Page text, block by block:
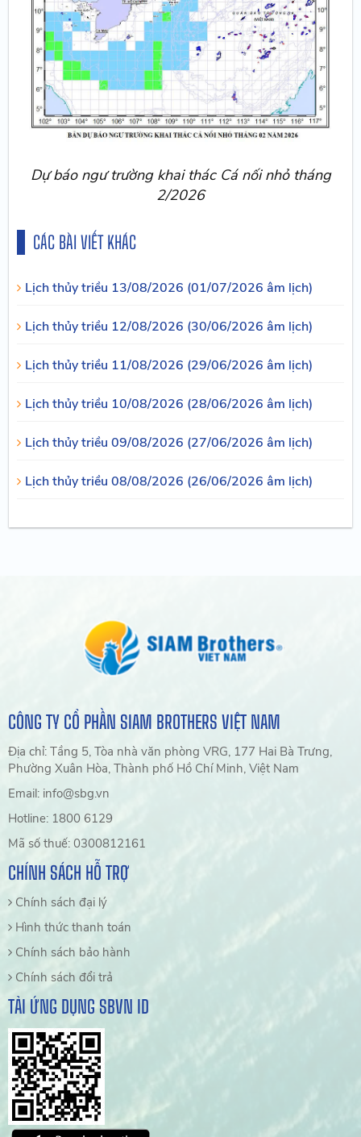
Dự báo ngư trường khai thác Cá nối nhỏ tháng
2/2026
CÁC BÀI VIẾT KHÁC
Lịch thủy triều 13/08/2026 (01/07/2026 âm lịch)
Lịch thủy triều 12/08/2026 (30/06/2026 âm lịch)
Lịch thủy triều 11/08/2026 (29/06/2026 âm lịch)
Lịch thủy triều 10/08/2026 (28/06/2026 âm lịch)
Lịch thủy triều 09/08/2026 (27/06/2026 âm lịch)
Lịch thủy triều 08/08/2026 (26/06/2026 âm lịch)
CÔNG TY CỔ PHẦN SIAM BROTHERS VIỆT NAM
Địa chỉ: Tầng 5, Tòa nhà văn phòng VRG, 177 Hai Bà Trưng,
Phường Xuân Hòa, Thành phố Hồ Chí Minh, Việt Nam
Email: info@sbg.vn
Hotline: 1800 6129
Mã số thuế: 0300812161
CHÍNH SÁCH HỖ TRỢ
Chính sách đại lý
Hình thức thanh toán
Chính sách bảo hành
Chính sách đổi trả
TẢI ỨNG DỤNG SBVN ID